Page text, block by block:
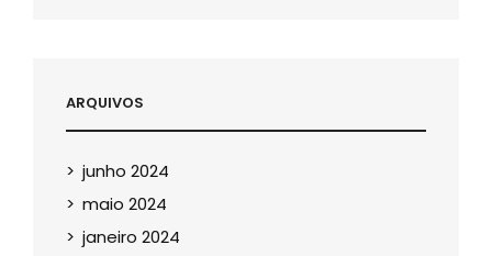
ARQUIVOS
junho 2024
maio 2024
janeiro 2024